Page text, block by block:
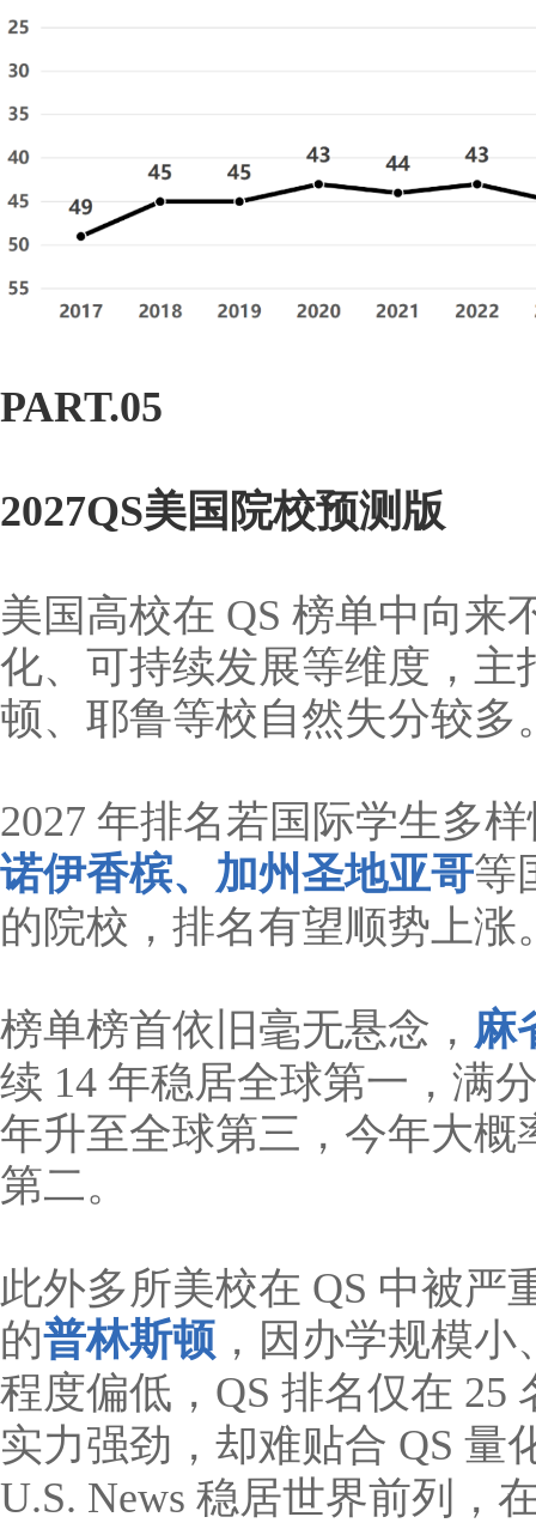
PART.05
2027QS美国院校预测版
美国高校在 QS 榜单中向来
化、可持续发展等维度，
顿、耶鲁等校自然失分较多
2027 年排名若国际学生多
诺伊香槟、加州圣地亚哥等
的院校，排名有望顺势上涨
榜单榜首依旧毫无悬念， 麻
续 14 年稳居全球第一，满
年升至全球第三，今年大
第二。
此外多所美校在 QS 中被严
的普林斯顿 ，因办学规模
程度偏低，QS 排名仅在 25
实力强劲，却难贴合 QS 量
U.S. News 稳居世界前列，